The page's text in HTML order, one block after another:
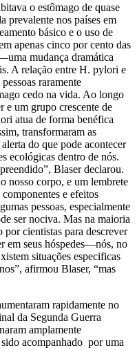
o estômago de quase
prevalente nos países em
básico e o uso de
apenas cinco por cento das
mudança dramática
A relação entre H. pylori e
raramente
cedo na vida. Ao longo
e um grupo crescente de
atua de forma benéfica
transformaram as
do que pode acontecer
ecológicas dentro de nós.
Blaser declarou.
nosso corpo, e um lembrete
e efeitos
pessoas, especialmente
ser nociva. Mas na maioria
por cientistas para descrever
em seus hóspedes—nós, no
situações especificas
afirmou Blaser, “mas
rapidamente no
da Segunda Guerra
amplamente
acompanhado por uma